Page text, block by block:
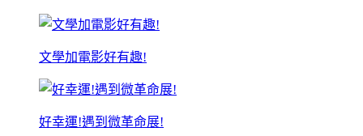
文學加電影好有趣!
好幸運!遇到微革命展!